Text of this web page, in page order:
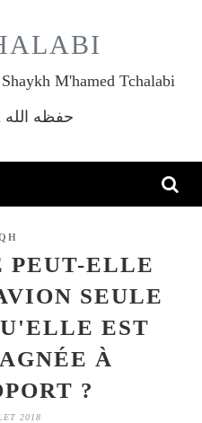
M'hamed Tchalabi
Al Djazaïri حفظه الله
PEUT-ELLE
SEULE
EST
À
?
2018